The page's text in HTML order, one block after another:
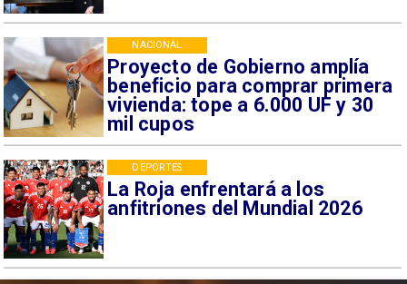
Proyecto de Gobierno amplía
beneficio para comprar primera
vivienda: tope a 6.000 UF y 30
mil cupos
NACIONAL
La Roja enfrentará a los
anfitriones del Mundial 2026
DEPORTES